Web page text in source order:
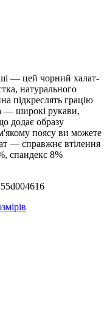
— цей чорний халат-
натурального
підкреслять грацію
— широкі рукави,
додає образу
поясу ви можете
— справжнє втілення
спандекс 8%